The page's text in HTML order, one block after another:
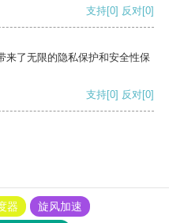
支持[0] 反对[0]
来了无限的隐私保护和安全性保
支持[0] 反对[0]
器
旋风加速